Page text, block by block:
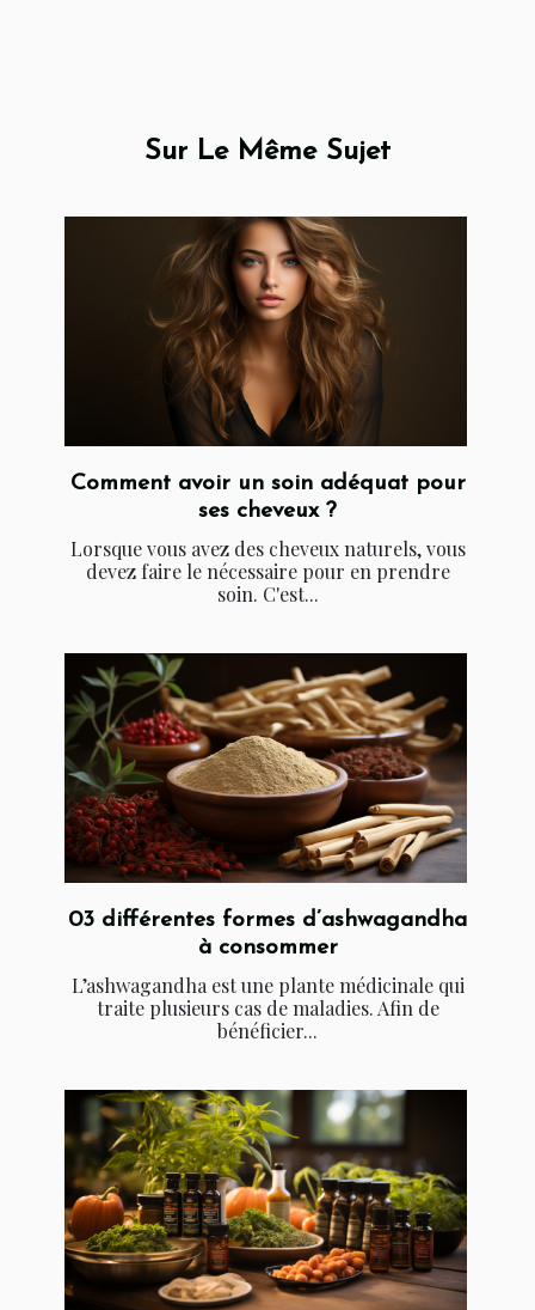
Sur Le Même Sujet
Comment avoir un soin adéquat pour
ses cheveux ?
Lorsque vous avez des cheveux naturels, vous
devez faire le nécessaire pour en prendre
soin. C'est...
03 différentes formes d’ashwagandha
à consommer
L’ashwagandha est une plante médicinale qui
traite plusieurs cas de maladies. Afin de
bénéficier...